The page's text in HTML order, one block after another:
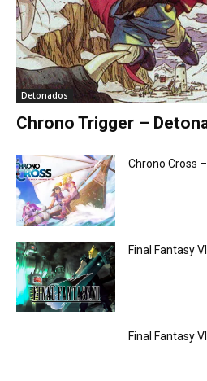
Detonados
Chrono Trigger –
Chrono Cross
Final Fantasy
Final Fantasy